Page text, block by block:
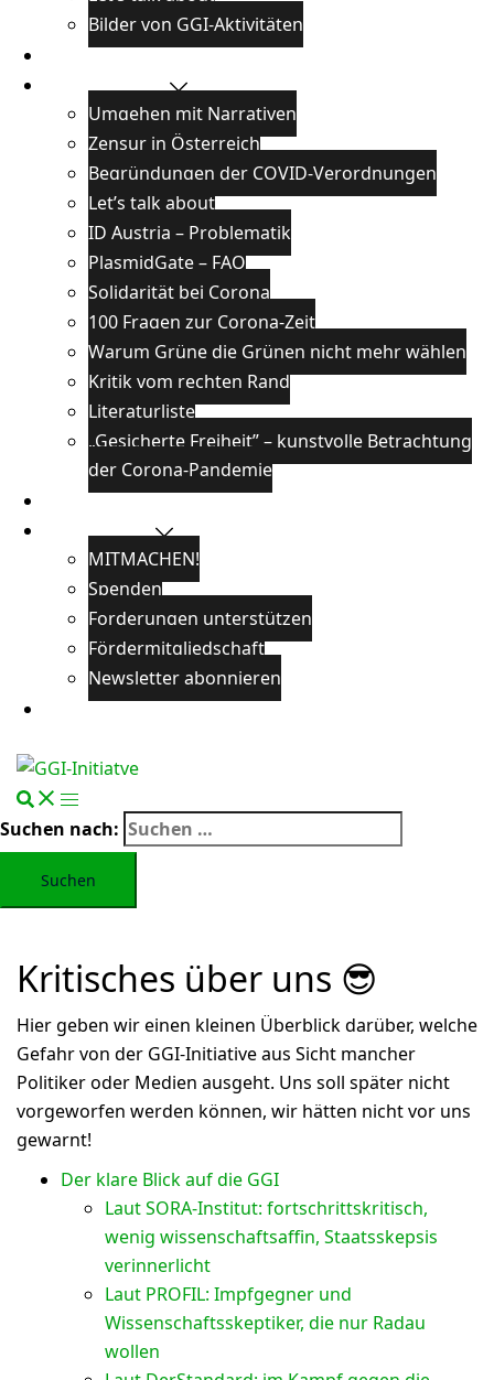
Bilder von GGI-Aktivitäten
Wissenswertes
Umgehen mit Narrativen
Zensur in Österreich
Begründungen der COVID-Verordnungen
Let’s talk about
ID Austria – Problematik
PlasmidGate – FAQ
Solidarität bei Corona
100 Fragen zur Corona-Zeit
Warum Grüne die Grünen nicht mehr wählen
Kritik vom rechten Rand
Literaturliste
„Gesicherte Freiheit” – kunstvolle Betrachtung
der Corona-Pandemie
Veranstaltungen
Unterstützen
MITMACHEN!
Spenden
Forderungen unterstützen
Fördermitgliedschaft
Newsletter abonnieren
Öffentlichkeitsarbeit
Suchen nach:
Kritisches über uns 😎
Hier geben wir einen kleinen Überblick darüber, welche
Gefahr von der GGI-Initiative aus Sicht mancher
Politiker oder Medien ausgeht. Uns soll später nicht
vorgeworfen werden können, wir hätten nicht vor uns
gewarnt!
Der klare Blick auf die GGI
Laut SORA-Institut: fortschrittskritisch,
wenig wissenschaftsaffin, Staatsskepsis
verinnerlicht
Laut PROFIL: Impfgegner und
Wissenschaftsskeptiker, die nur Radau
wollen